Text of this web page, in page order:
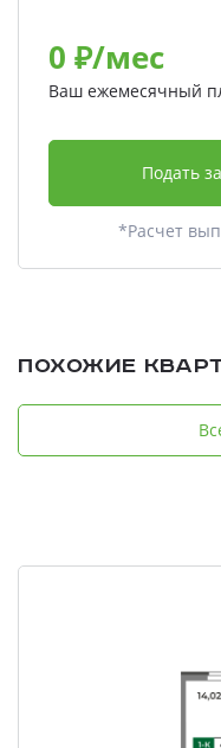
0 ₽/мес
Ваш ежемесячный
Подать
*Расчет
Похожие